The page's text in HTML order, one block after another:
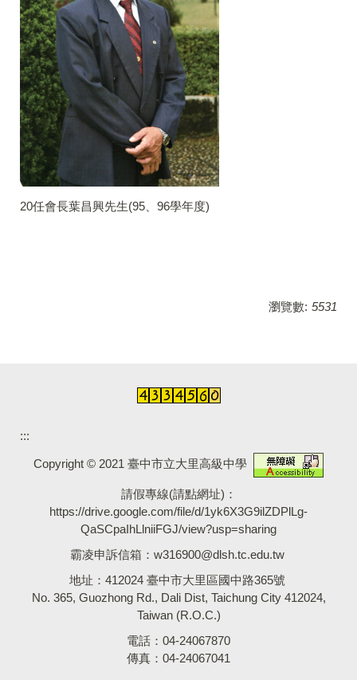
20任會長葉昌興先生(95、96學年度)
瀏覽數: 5531
:::
Copyright © 2021 臺中市立大里高級中學
請假專線(請點網址)：
https://drive.google.com/file/d/1yk6X3G9ilZDPlLg-
QaSCpaIhLlniiFGJ/view?usp=sharing
霸凌申訴信箱： w316900@dlsh.tc.edu.tw
地址：412024 臺中市大里區國中路365號
No. 365, Guozhong Rd., Dali Dist, Taichung City 412024,
Taiwan (R.O.C.)
電話：04-24067870
傳真：04-24067041